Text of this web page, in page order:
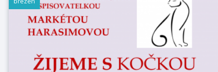
Style. Líčení modelek Eva Havranová. Partneři akce:
Fashion Industry CZ a Květiny LB Příbor. Cena
vstupenky 100,-- Kč a jsou k zakoupení ...